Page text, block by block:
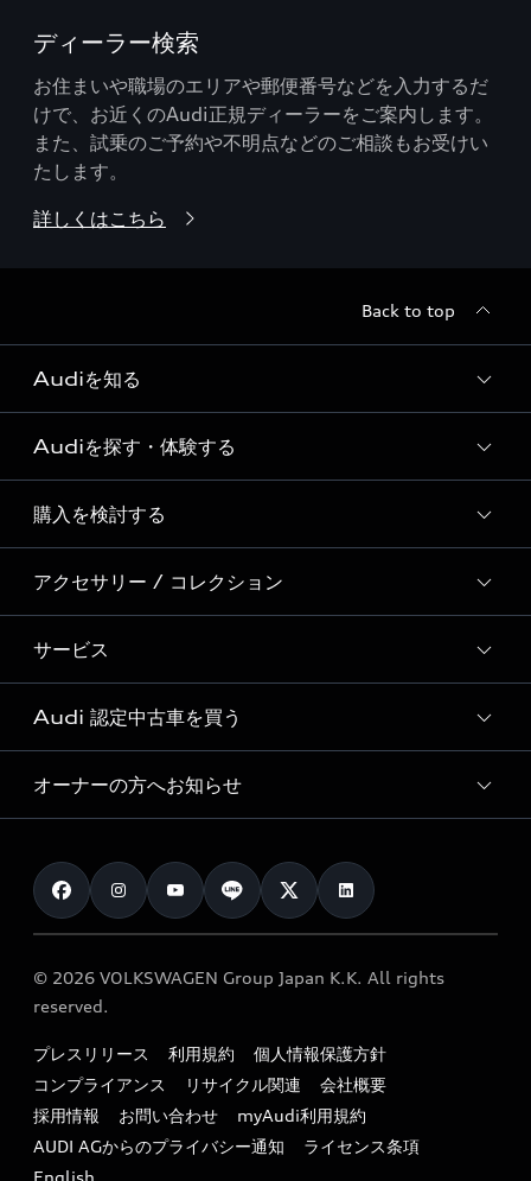
ディーラー検索
お住まいや職場のエリアや郵便番号などを入力するだ
けで、お近くのAudi正規ディーラーをご案内します。
また、試乗のご予約や不明点などのご相談もお受けい
たします。
詳しくはこちら
Back to top
Audiを知る
Audi ブランド
Story of Progress
Audi Sport
Formula 1®
デジタルサービス
Audiを探す・体験する
ディーラー検索
新車在庫検索
試乗車・展示車検索
見積り依頼
試乗予約
購入を検討する
モデル一覧
特別仕様モデル / 限定モデル
e-tronラインアップ
価格シミュレーション
車両比較
カタログ一覧
アクセサリー / コレクション
純正アクセサリー
オンラインショップ
Audi collection
アウディナビアプリ
サービス
サービス入庫予約
サービスプログラム
メンテナンス
車検 / 定期点検
e-tronアフターサポート
myAudi
Audi 認定中古車を買う
Audi認定中古車
クオリティ
保証
メンテナンス
ファイナンス
キャンペーン / イベント
買取査定
オーナーの方へお知らせ
お知らせ
オーナー様向けキャンペーン
特定整備適用車一覧
リサイクル法
よくある質問（FAQ）
© 2026 VOLKSWAGEN Group Japan K.K. All rights
reserved.
プレスリリース 利用規約
個人情報保護方針
コンプライアンス
リサイクル関連
会社概要
採用情報
お問い合わせ
myAudi利用規約
AUDI AGからのプライバシー通知
ライセンス条項
English